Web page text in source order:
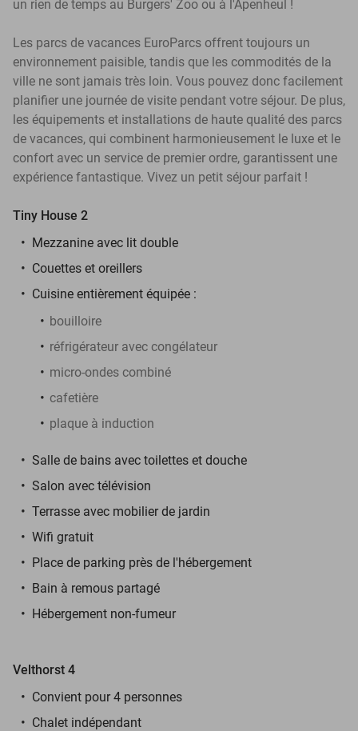
un rien de temps au Burgers' Zoo ou à l'Apenheul !
Les parcs de vacances EuroParcs offrent toujours un
environnement paisible, tandis que les commodités de la
ville ne sont jamais très loin. Vous pouvez donc facilement
planifier une journée de visite pendant votre séjour. De plus,
les équipements et installations de haute qualité des parcs
de vacances, qui combinent harmonieusement le luxe et le
confort avec un service de premier ordre, garantissent une
expérience fantastique. Vivez un petit séjour parfait !
Tiny House 2
Mezzanine avec lit double
Couettes et oreillers
Cuisine entièrement équipée :
bouilloire
réfrigérateur avec congélateur
micro-ondes combiné
cafetière
plaque à induction
Salle de bains avec toilettes et douche
Salon avec télévision
Terrasse avec mobilier de jardin
Wifi gratuit
Place de parking près de l'hébergement
Bain à remous partagé
Hébergement non-fumeur
Velthorst 4
Convient pour 4 personnes
Chalet indépendant